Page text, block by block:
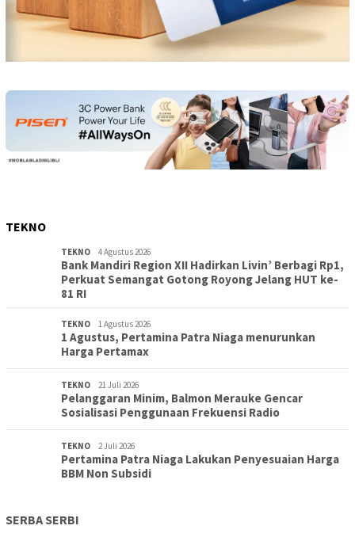
TEKNO
TEKNO 4 Agustus 2026
Bank Mandiri Region XII Hadirkan Livin’ Berbagi Rp1,
Perkuat Semangat Gotong Royong Jelang HUT ke-
81 RI
TEKNO 1 Agustus 2026
1 Agustus, Pertamina Patra Niaga menurunkan
Harga Pertamax
TEKNO 21 Juli 2026
Pelanggaran Minim, Balmon Merauke Gencar
Sosialisasi Penggunaan Frekuensi Radio
TEKNO 2 Juli 2026
Pertamina Patra Niaga Lakukan Penyesuaian Harga
BBM Non Subsidi
SERBA SERBI